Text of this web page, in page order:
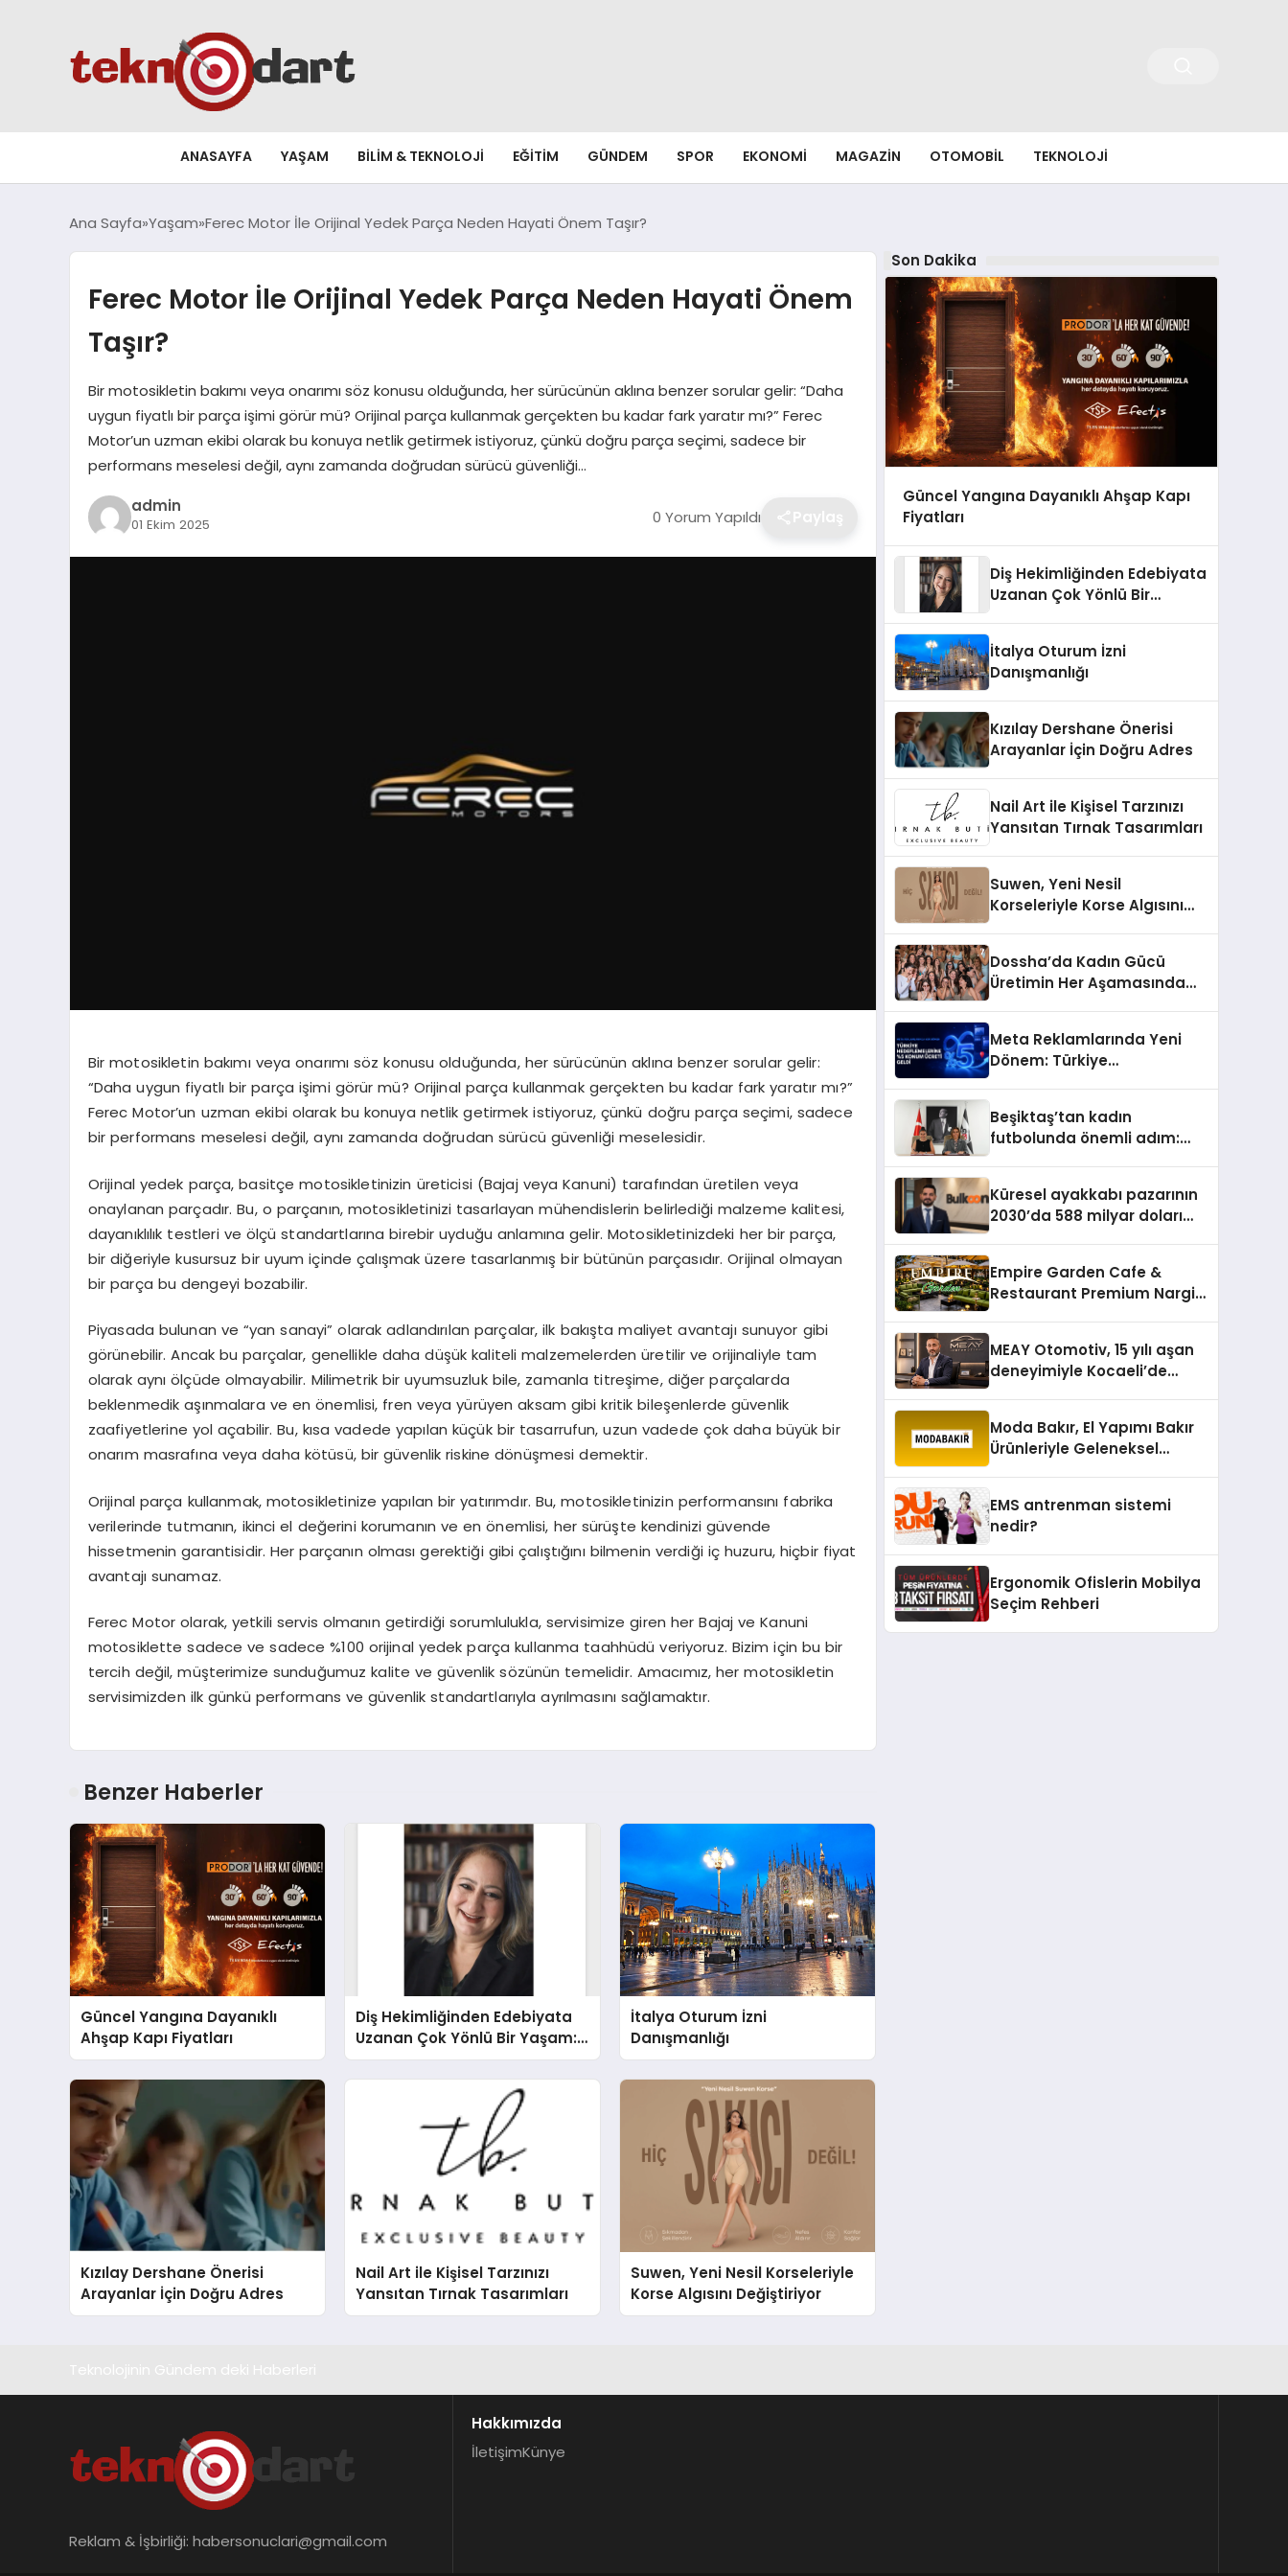
ANASAYFA YAŞAM BILIM & TEKNOLOJI EĞITIM GÜNDEM SPOR EKONOMI MAGAZIN OTOMOBIL TEKNOLOJI
Ana Sayfa Yaşam Ferec Motor İle Orijinal Yedek Parça Neden Hayati Önem Taşır?
Ferec Motor İle Orijinal Yedek Parça Neden Hayati Önem
Taşır?
Bir motosikletin bakımı veya onarımı söz konusu olduğunda, her sürücünün aklına benzer sorular gelir: “Daha
uygun fiyatlı bir parça işimi görür mü? Orijinal parça kullanmak gerçekten bu kadar fark yaratır mı?” Ferec
Motor’un uzman ekibi olarak bu konuya netlik getirmek istiyoruz, çünkü doğru parça seçimi, sadece bir
performans meselesi değil, aynı zamanda doğrudan sürücü güvenliği…
admin
01 Ekim 2025 0 Yorum Yapıldı
Bir motosikletin bakımı veya onarımı söz konusu olduğunda, her sürücünün aklına benzer sorular gelir:
“Daha uygun fiyatlı bir parça işimi görür mü? Orijinal parça kullanmak gerçekten bu kadar fark yaratır mı?”
Ferec Motor’un uzman ekibi olarak bu konuya netlik getirmek istiyoruz, çünkü doğru parça seçimi, sadece
bir performans meselesi değil, aynı zamanda doğrudan sürücü güvenliği meselesidir.
Orijinal yedek parça, basitçe motosikletinizin üreticisi (Bajaj veya Kanuni) tarafından üretilen veya
onaylanan parçadır. Bu, o parçanın, motosikletinizi tasarlayan mühendislerin belirlediği malzeme kalitesi,
dayanıklılık testleri ve ölçü standartlarına birebir uyduğu anlamına gelir. Motosikletinizdeki her bir parça,
bir diğeriyle kusursuz bir uyum içinde çalışmak üzere tasarlanmış bir bütünün parçasıdır. Orijinal olmayan
bir parça bu dengeyi bozabilir.
Piyasada bulunan ve “yan sanayi” olarak adlandırılan parçalar, ilk bakışta maliyet avantajı sunuyor gibi
görünebilir. Ancak bu parçalar, genellikle daha düşük kaliteli malzemelerden üretilir ve orijinaliyle tam
olarak aynı ölçüde olmayabilir. Milimetrik bir uyumsuzluk bile, zamanla titreşime, diğer parçalarda
beklenmedik aşınmalara ve en önemlisi, fren veya yürüyen aksam gibi kritik bileşenlerde güvenlik
zaafiyetlerine yol açabilir. Bu, kısa vadede yapılan küçük bir tasarrufun, uzun vadede çok daha büyük bir
onarım masrafına veya daha kötüsü, bir güvenlik riskine dönüşmesi demektir.
Orijinal parça kullanmak, motosikletinize yapılan bir yatırımdır. Bu, motosikletinizin performansını fabrika
verilerinde tutmanın, ikinci el değerini korumanın ve en önemlisi, her sürüşte kendinizi güvende
hissetmenin garantisidir. Her parçanın olması gerektiği gibi çalıştığını bilmenin verdiği iç huzuru, hiçbir fiyat
avantajı sunamaz.
Ferec Motor olarak, yetkili servis olmanın getirdiği sorumlulukla, servisimize giren her Bajaj ve Kanuni
motosiklette sadece ve sadece %100 orijinal yedek parça kullanma taahhüdü veriyoruz. Bizim için bu bir
tercih değil, müşterimize sunduğumuz kalite ve güvenlik sözünün temelidir. Amacımız, her motosikletin
servisimizden ilk günkü performans ve güvenlik standartlarıyla ayrılmasını sağlamaktır.
Benzer Haberler
Güncel Yangına Dayanıklı
Ahşap Kapı Fiyatları
Diş Hekimliğinden Edebiyata
Uzanan Çok Yönlü Bir Yaşam:
Yeşim Şahin Yaman
İtalya Oturum İzni
Danışmanlığı
Kızılay Dershane Önerisi
Arayanlar İçin Doğru Adres
Nail Art ile Kişisel Tarzınızı
Yansıtan Tırnak Tasarımları
Suwen, Yeni Nesil Korseleriyle
Korse Algısını Değiştiriyor
Son Dakika
Güncel Yangına Dayanıklı Ahşap Kapı
Fiyatları
Diş Hekimliğinden Edebiyata
Uzanan Çok Yönlü Bir
İtalya Oturum İzni
Danışmanlığı
Kızılay Dershane Önerisi
Arayanlar İçin Doğru Adres
Nail Art ile Kişisel Tarzınızı
Yansıtan Tırnak Tasarımları
Suwen, Yeni Nesil
Korseleriyle Korse Algısını
Dossha’da Kadın Gücü
Üretimin Her Aşamasında
Meta Reklamlarında Yeni
Dönem: Türkiye
Beşiktaş’tan kadın
futbolunda önemli adım:
Gündoğdu kulüp hafızasını
geleceğe taşıyacak
Küresel ayakkabı pazarının
2030’da 588 milyar doları
Empire Garden Cafe &
Restaurant Premium Nargile
MEAY Otomotiv, 15 yılı aşan
deneyimiyle Kocaeli’de
Moda Bakır, El Yapımı Bakır
Ürünleriyle Geleneksel
EMS antrenman sistemi
nedir?
Ergonomik Ofislerin Mobilya
Seçim Rehberi
Reklam & İşbirliği: habersonuclari@gmail.com
Hakkımızda
İletişimKünye